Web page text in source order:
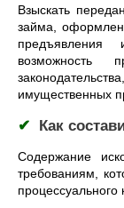
Взыскать
займа,
возможность
имущественных
✔ Как
Содержание
требованиям,
процессуального